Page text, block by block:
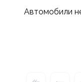
Автомобили